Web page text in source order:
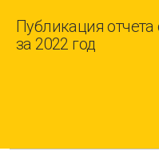
Публикация
за 2022 год